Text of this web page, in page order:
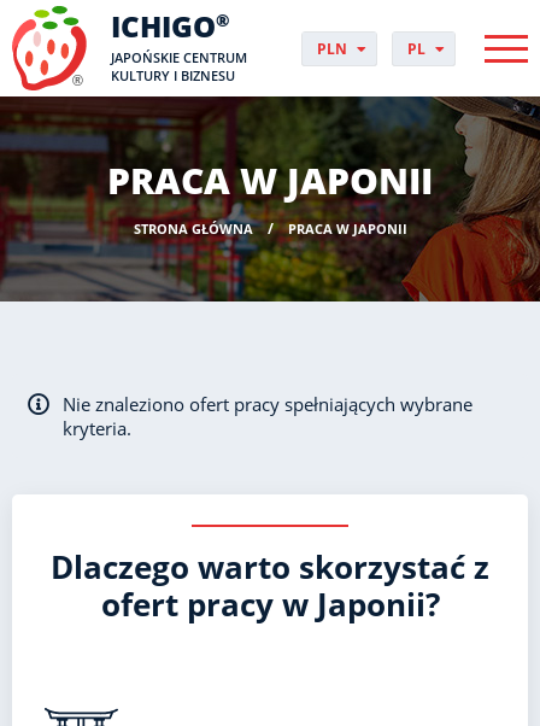
ICHIGO®
JAPOŃSKIE CENTRUM
KULTURY I BIZNESU
PLN
USD
CHF
DKK
NOK
SEK
HUF
PL
DA
DE
EN
ES
FR
HR
HU
PT
SV
PRACA W JAPONII
STRONA GŁÓWNA PRACA W JAPONII
Nie znaleziono ofert pracy spełniających wybrane
kryteria.
Dlaczego warto skorzystać z
ofert pracy w Japonii?